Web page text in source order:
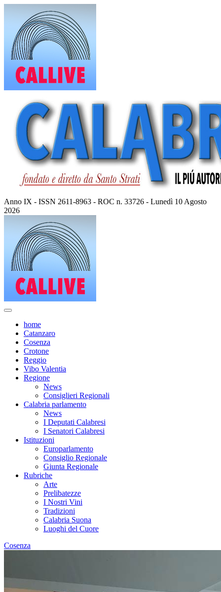
contenuto
Anno IX - ISSN 2611-8963 - ROC n. 33726 - Lunedì 10 Agosto
2026
home
Catanzaro
Cosenza
Crotone
Reggio
Vibo Valentia
Regione
News
Consiglieri Regionali
Calabria parlamento
News
I Deputati Calabresi
I Senatori Calabresi
Istituzioni
Europarlamento
Consiglio Regionale
Giunta Regionale
Rubriche
Arte
Prelibatezze
I Nostri Vini
Tradizioni
Calabria Suona
Luoghi del Cuore
Cosenza